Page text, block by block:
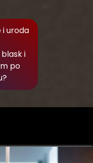
i uroda
i
po